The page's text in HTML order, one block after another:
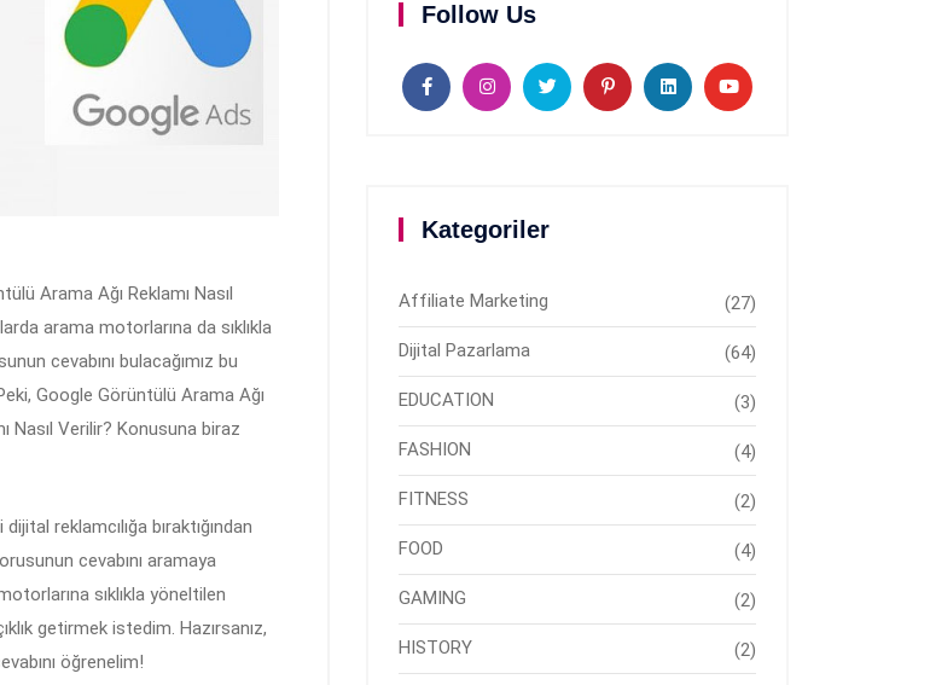
Arama Ağı Reklamı Nasıl
arama motorlarına da sıklıkla
cevabını bulacağımız bu
Google Görüntülü Arama Ağı
Nasıl Verilir? Konusuna biraz
reklamcılığa bıraktığından
cevabını aramaya
sıklıkla yöneltilen
getirmek istedim. Hazırsanız,
öğrenelim!
Follow Us
Kategoriler
Affiliate Marketing (27)
Dijital Pazarlama (64)
EDUCATION (3)
FASHION (4)
FITNESS (2)
FOOD (4)
GAMING (2)
HISTORY (2)